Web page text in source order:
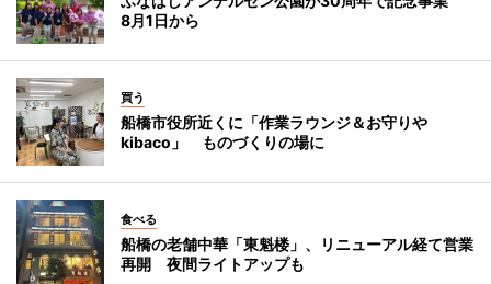
8月1日から
買う
船橋市役所近くに「作業ラウンジ＆お守りや
kibaco」 ものづくりの場に
食べる
船橋の老舗中華「東魁楼」、リニューアル経て営業
再開 夜間ライトアップも